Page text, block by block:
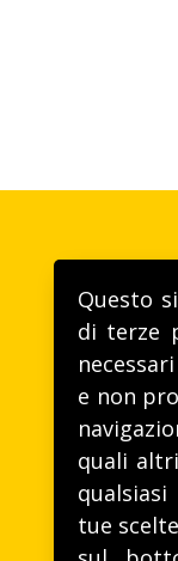
T.
Life Spa -
Questo
di terze
e non
quali
tue